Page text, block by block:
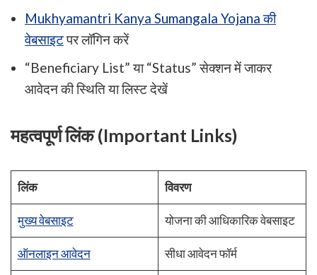
Mukhyamantri Kanya Sumangala Yojana की
वेबसाइटपर लॉगिन करें
“Beneficiary List” या “Status” सेक्शन में जाकर
आवेदन की स्थिति या लिस्ट देखें
महत्वपूर्ण लिंक (Important Links)
लिंक विवरण
मुख्य वेबसाइट योजना की आधिकारिक वेबसाइट
ऑनलाइन आवेदन सीधा आवेदन फॉर्म